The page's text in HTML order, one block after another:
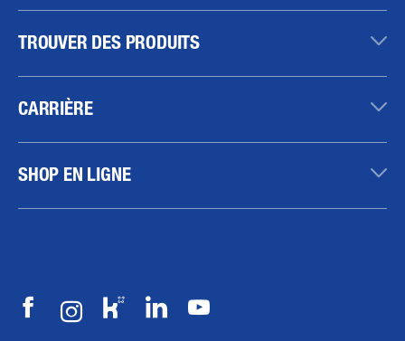
TROUVER DES PRODUITS
CARRIÈRE
SHOP EN LIGNE